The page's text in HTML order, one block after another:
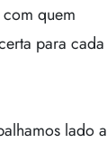
quem
para cada
lado a